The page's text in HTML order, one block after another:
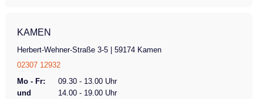
KAMEN
Herbert-Wehner-Straße 3-5 | 59174 Kamen
02307 12932
Mo - Fr:
09.30 - 13.00 Uhr
und
14.00 - 19.00 Uhr